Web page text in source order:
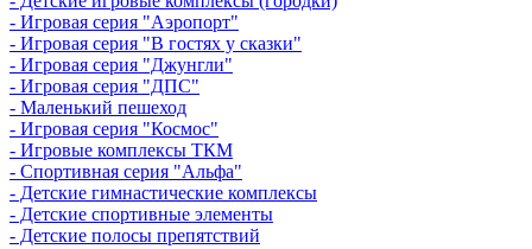
- Игровая серия "Аэропорт"
- Игровая серия "В гостях у сказки"
- Игровая серия "Джунгли"
- Игровая серия "ДПС"
- Маленький пешеход
- Игровая серия "Космос"
- Игровые комплексы ТКМ
- Спортивная серия "Альфа"
- Детские гимнастические комплексы
- Детские спортивные элементы
- Детские полосы препятствий